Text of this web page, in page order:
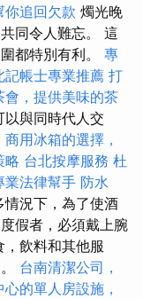
你追回欠款 燭光晚
同令人難忘。 這
都特別有利。 專
記帳士專業推薦 打
會，提供美味的茶
與同時代人交
商用冰箱的選擇，
略 台北按摩服務 杜
業法律幫手 防水
情況下，為了使酒
假者，必須戴上腕
飲料和其他服
台南清潔公司，
的單人房設施，